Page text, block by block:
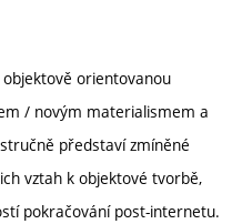
orientovanou
/ novým materialismem a
představí zmíněné
vztah k objektové tvorbě,
pokračování post-internetu.